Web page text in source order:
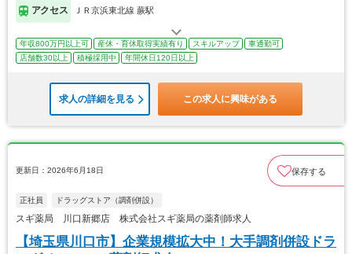
アクセス ＪＲ京浜東北線 蕨駅
年収800万円以上可 産休・育休取得実績有り スキルアップ
車通勤可
店舗数30以上
積極採用中 年間休日120日以上
求人の詳細を見る この求人に興味がある
更新日：2026年6月18日 保存する
正社員 ドラッグストア（調剤併設）
スギ薬局 川口新郷店 株式会社スギ薬局の薬剤師求人
【埼玉県川口市】企業規模拡大中！大手調剤併設ドラ